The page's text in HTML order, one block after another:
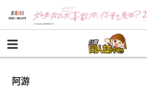
BOOKY書集倉庫
阿游